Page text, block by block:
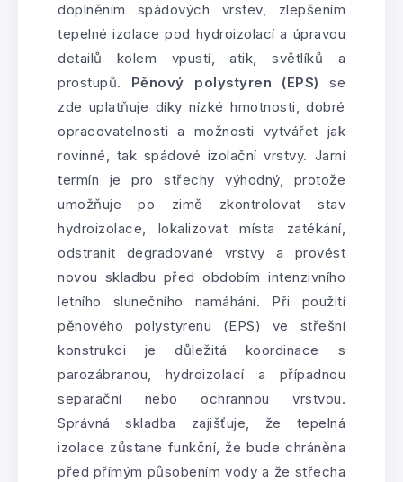
doplněním spádových vrstev, zlepšením
tepelné izolace pod hydroizolací a úpravou
detailů kolem vpustí, atik, světlíků a
prostupů. Pěnový polystyren (EPS) se
zde uplatňuje díky nízké hmotnosti, dobré
opracovatelnosti a možnosti vytvářet jak
rovinné, tak spádové izolační vrstvy. Jarní
termín je pro střechy výhodný, protože
umožňuje po zimě zkontrolovat stav
hydroizolace, lokalizovat místa zatékání,
odstranit degradované vrstvy a provést
novou skladbu před obdobím intenzivního
letního slunečního namáhání. Při použití
pěnového polystyrenu (EPS) ve střešní
konstrukci je důležitá koordinace s
parozábranou, hydroizolací a případnou
separační nebo ochrannou vrstvou.
Správná skladba zajišťuje, že tepelná
izolace zůstane funkční, že bude chráněna
před přímým působením vody a že střecha